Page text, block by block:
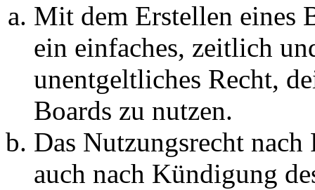
Mit dem Erstellen eines
ein einfaches, zeitlich
unentgeltliches Recht,
Boards zu nutzen.
Das Nutzungsrecht
auch nach Kündigung